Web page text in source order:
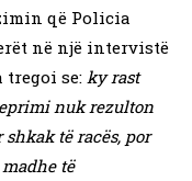
që Policia
në një intervistë
tregoi se: ky rast
nuk rezulton
të racës, por
të